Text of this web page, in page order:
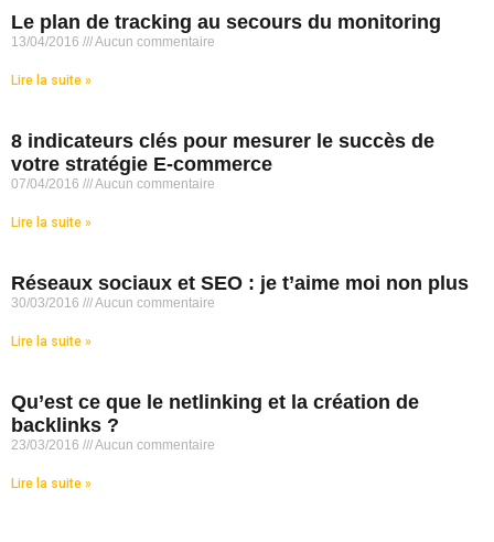
Le plan de tracking au secours du monitoring
13/04/2016 Aucun commentaire
Lire la suite »
8 indicateurs clés pour mesurer le succès de
votre stratégie E-commerce
07/04/2016 Aucun commentaire
Lire la suite »
Réseaux sociaux et SEO : je t’aime moi non plus
30/03/2016 Aucun commentaire
Lire la suite »
Qu’est ce que le netlinking et la création de
backlinks ?
23/03/2016 Aucun commentaire
Lire la suite »